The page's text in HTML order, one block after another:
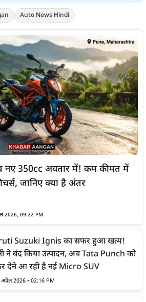
Auto News Hindi
नए 350cc अवतार में! कम कीमत में
जानिए क्या है अंतर
2026, 09:22 PM
Suzuki Ignis का सफर हुआ खत्म!
ने बंद किया उत्पादन, अब Tata Punch को
देने आ रही है नई Micro SUV
अप्रैल 2026 • 02:16 PM